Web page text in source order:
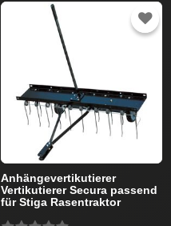
Anhängevertikutierer
Vertikutierer Secura passend
für Stiga Rasentraktor